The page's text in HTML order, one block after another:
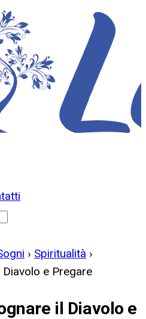
› Spiritualità ›
e Pregare
il Diavolo e